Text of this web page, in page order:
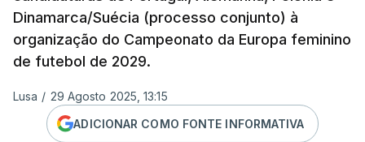
Dinamarca/Suécia (processo conjunto) à
organização do Campeonato da Europa feminino
de futebol de 2029.
Lusa / 29 Agosto 2025, 13:15
ADICIONAR COMO FONTE INFORMATIVA